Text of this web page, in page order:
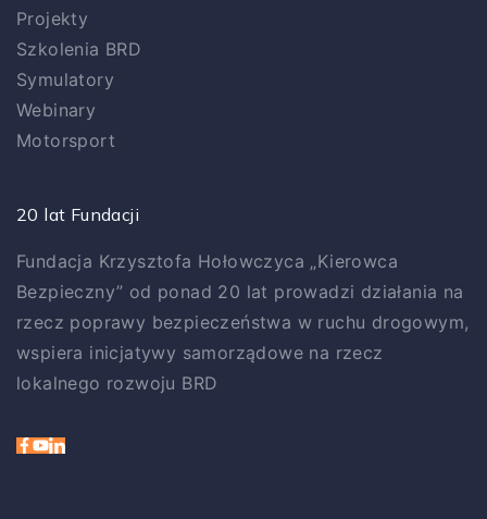
Projekty
Szkolenia BRD
Symulatory
Webinary
Motorsport
20 lat Fundacji
Fundacja Krzysztofa Hołowczyca „Kierowca
Bezpieczny” od ponad 20 lat prowadzi działania na
rzecz poprawy bezpieczeństwa w ruchu drogowym,
wspiera inicjatywy samorządowe na rzecz
lokalnego rozwoju BRD